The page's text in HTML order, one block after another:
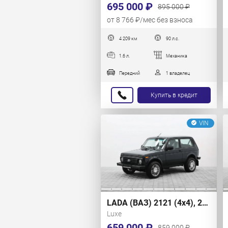
695 000 ₽
895 000 ₽
от 8 766 ₽/мес без взноса
4 209 км 90 л.с.
1.6 л. Механика
Передний 1 владелец
Купить в кредит
VIN
LADA (ВАЗ) 2121 (4x4), 2021 г.
Luxe